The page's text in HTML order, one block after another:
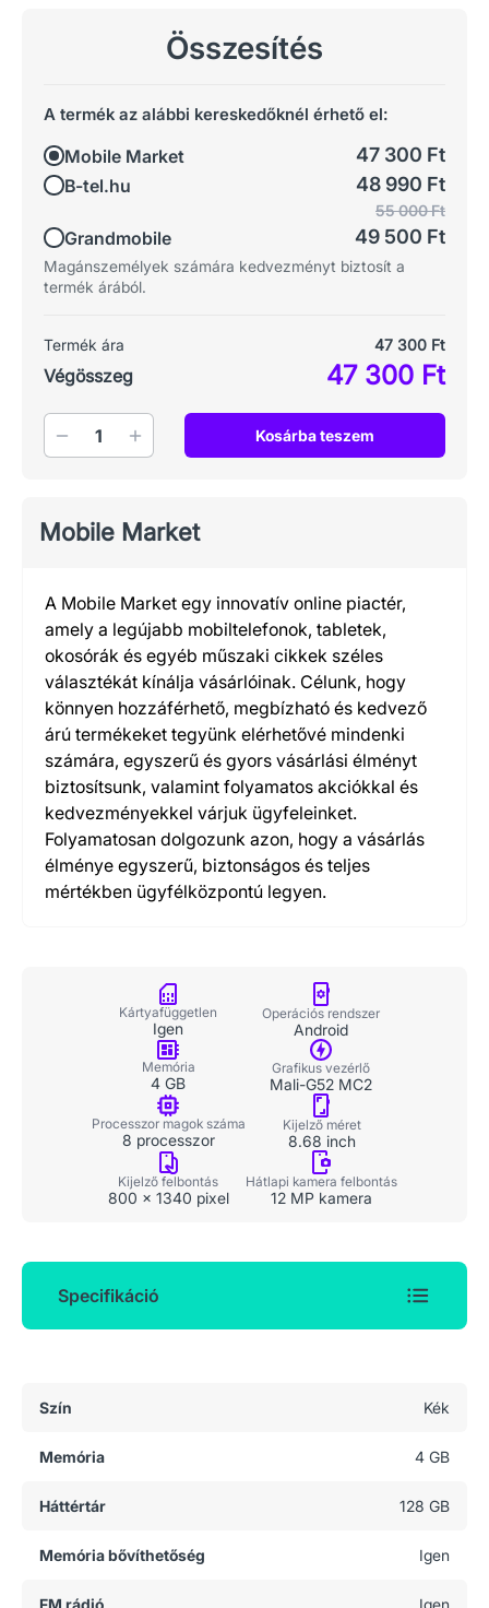
Összesítés
A termék az alábbi kereskedőknél érhető el:
Mobile Market 47 300 Ft
B-tel.hu 48 990 Ft
Grandmobile
55 000 Ft
49 500 Ft
Magánszemélyek számára kedvezményt biztosít a
termék árából.
Termék ára 47 300 Ft
Végösszeg 47 300 Ft
Mennyiség Kosárba teszem
Mobile Market
A Mobile Market egy innovatív online piactér,
amely a legújabb mobiltelefonok, tabletek,
okosórák és egyéb műszaki cikkek széles
választékát kínálja vásárlóinak. Célunk, hogy
könnyen hozzáférhető, megbízható és kedvező
árú termékeket tegyünk elérhetővé mindenki
számára, egyszerű és gyors vásárlási élményt
biztosítsunk, valamint folyamatos akciókkal és
kedvezményekkel várjuk ügyfeleinket.
Folyamatosan dolgozunk azon, hogy a vásárlás
élménye egyszerű, biztonságos és teljes
mértékben ügyfélközpontú legyen.
Kártyafüggetlen
Igen
Operációs rendszer
Android
Memória
4 GB
Grafikus vezérlő
Mali-G52 MC2
Processzor magok száma
8 processzor
Kijelző méret
8.68 inch
Kijelző felbontás
800 x 1340 pixel
Hátlapi kamera felbontás
12 MP kamera
Specifikáció
Szín Kék
Memória 4 GB
Háttértár 128 GB
Memória bővíthetőség Igen
FM rádió Igen